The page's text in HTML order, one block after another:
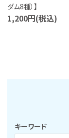
ダム8種）】
1,200円(税込)
キーワード